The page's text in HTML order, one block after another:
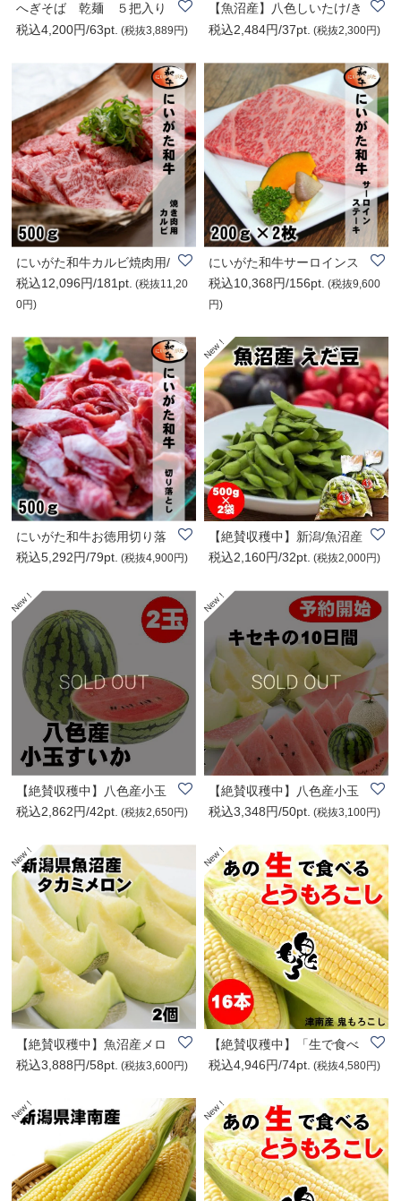
へぎそば 乾麺 ５把入り
税込4,200円/63pt. (税抜3,889円)
【魚沼産】八色しいたけ/き
のこ/1kg/新潟..
税込2,484円/37pt. (税抜2,300円)
にいがた和牛カルビ焼肉用/
500g/最高級A5..
税込12,096円/181pt. (税抜11,20
0円)
にいがた和牛サーロインス
テーキ/200g×2/..
税込10,368円/156pt. (税抜9,600
円)
にいがた和牛お徳用切り落
とし/500g/最高..
税込5,292円/79pt. (税抜4,900円)
【絶賛収穫中】新潟/魚沼産
えだ豆/500g×2..
税込2,160円/32pt. (税抜2,000円)
【絶賛収穫中】八色産小玉
すいか2個|新潟..
税込2,862円/42pt. (税抜2,650円)
【絶賛収穫中】八色産小玉
すいか×魚沼メ..
税込3,348円/50pt. (税抜3,100円)
【絶賛収穫中】魚沼産メロ
ン2玉/タカミ/..
税込3,888円/58pt. (税抜3,600円)
【絶賛収穫中】「生で食べ
れる。糖度18度..
税込4,946円/74pt. (税抜4,580円)